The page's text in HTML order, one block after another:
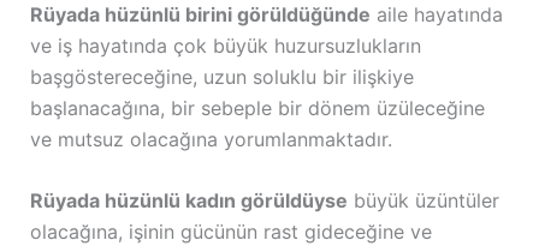
Rüyada hüzünlü birini görüldüğünde aile hayatında
ve iş hayatında çok büyük huzursuzlukların
başgöstereceğine, uzun soluklu bir ilişkiye
başlanacağına, bir sebeple bir dönem üzüleceğine
ve mutsuz olacağına yorumlanmaktadır.
Rüyada hüzünlü kadın görüldüyse büyük üzüntüler
olacağına, işinin gücünün rast gideceğine ve